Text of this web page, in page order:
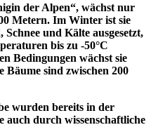
der Alpen“, wächst nur
Metern. Im Winter ist sie
und Kälte ausgesetzt,
bis zu -50°C
Bedingungen wächst sie
Bäume sind zwischen 200
wurden bereits in der
durch wissenschaftliche